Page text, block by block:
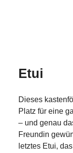
Etui
Dieses
Platz für eine
– und genau
Freundin
letztes Etui,